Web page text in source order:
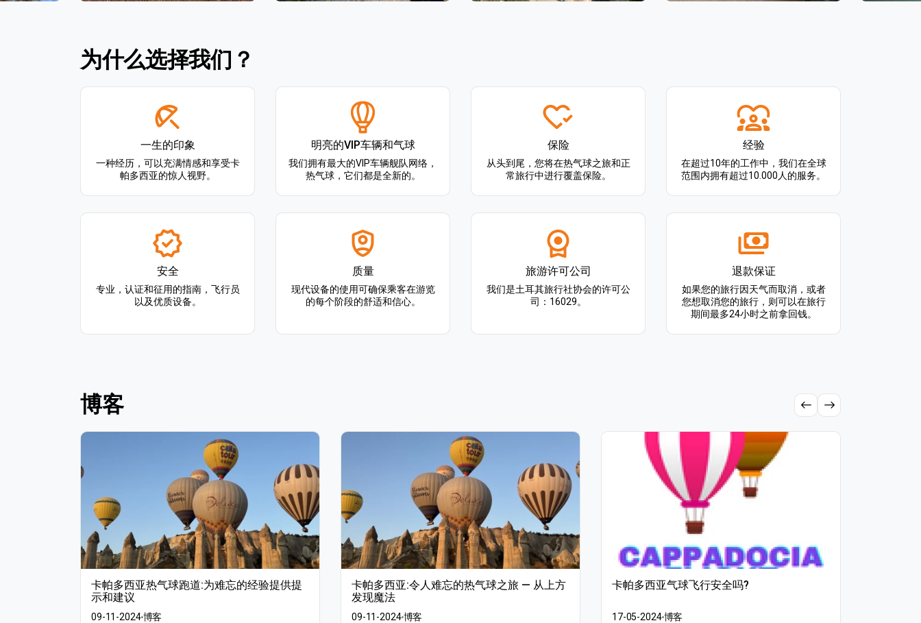
为什么选择我们？
一生的印象
一种经历，可以充满情感和享受卡
帕多西亚的惊人视野。
明亮的VIP车辆和气球
我们拥有最大的VIP车辆舰队网络，
热气球，它们都是全新的。
保险
从头到尾，您将在热气球之旅和正
常旅行中进行覆盖保险。
经验
在超过10年的工作中，我们在全球
范围内拥有超过10.000人的服务。
安全
专业，认证和征用的指南，飞行员
以及优质设备。
质量
现代设备的使用可确保乘客在游览
的每个阶段的舒适和信心。
旅游许可公司
我们是土耳其旅行社协会的许可公
司：16029。
退款保证
如果您的旅行因天气而取消，或者
您想取消您的旅行，则可以在旅行
期间最多24小时之前拿回钱。
博客
卡帕多西亚热气球跑道:为难忘的经验提供提
示和建议
09-11-2024博客
卡帕多西亚:令人难忘的热气球之旅 — 从上方
发现魔法
09-11-2024博客
卡帕多西亚气球飞行安全吗?
17-05-2024博客